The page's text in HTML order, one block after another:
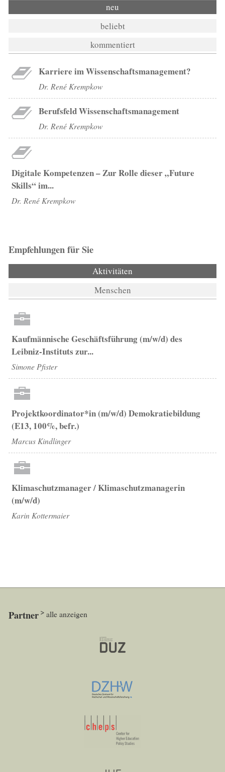
neu
beliebt
kommentiert
Karriere im Wissenschaftsmanagement?
Dr. René Krempkow
Berufsfeld Wissenschaftsmanagement
Dr. René Krempkow
Digitale Kompetenzen – Zur Rolle dieser „Future
Skills“ im...
Dr. René Krempkow
Empfehlungen für Sie
Aktivitäten
Menschen
Kaufmännische Geschäftsführung (m/w/d) des
Leibniz-Instituts zur...
Simone Pfister
Projektkoordinator*in (m/w/d) Demokratiebildung
(E13, 100%, befr.)
Marcus Kindlinger
Klimaschutzmanager / Klimaschutzmanagerin
(m/w/d)
Karin Kottermaier
Partner alle anzeigen